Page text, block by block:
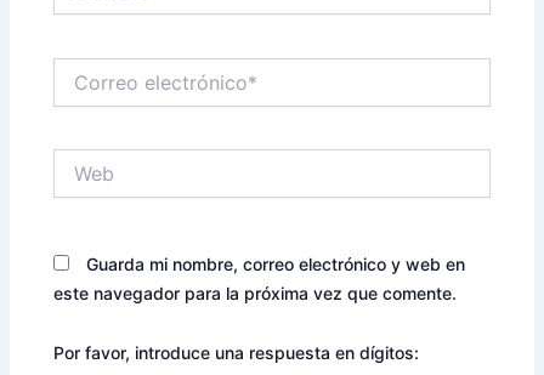
electrónico*
Guarda mi nombre, correo electrónico y web en
este navegador para la próxima vez que comente.
Por favor, introduce una respuesta en dígitos: